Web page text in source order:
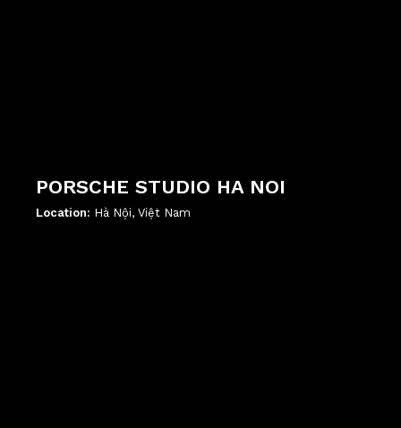
PORSCHE STUDIO HA NOI
Location: Hà Nội, Việt Nam